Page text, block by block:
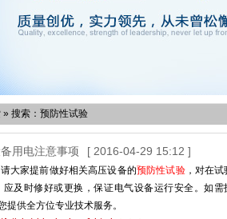
» 搜索：预防性试验
用电注意事项 [ 2016-04-29 15:12 ]
大家提前做好相关高压设备的预防性试验，对在试
及时修好或更换，保证电气设备运行安全。如
供全方位专业技术服务。